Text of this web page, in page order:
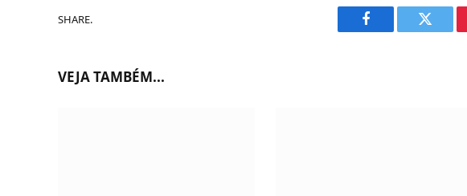
SHARE.
Facebook Twitter
VEJA TAMBÉM...